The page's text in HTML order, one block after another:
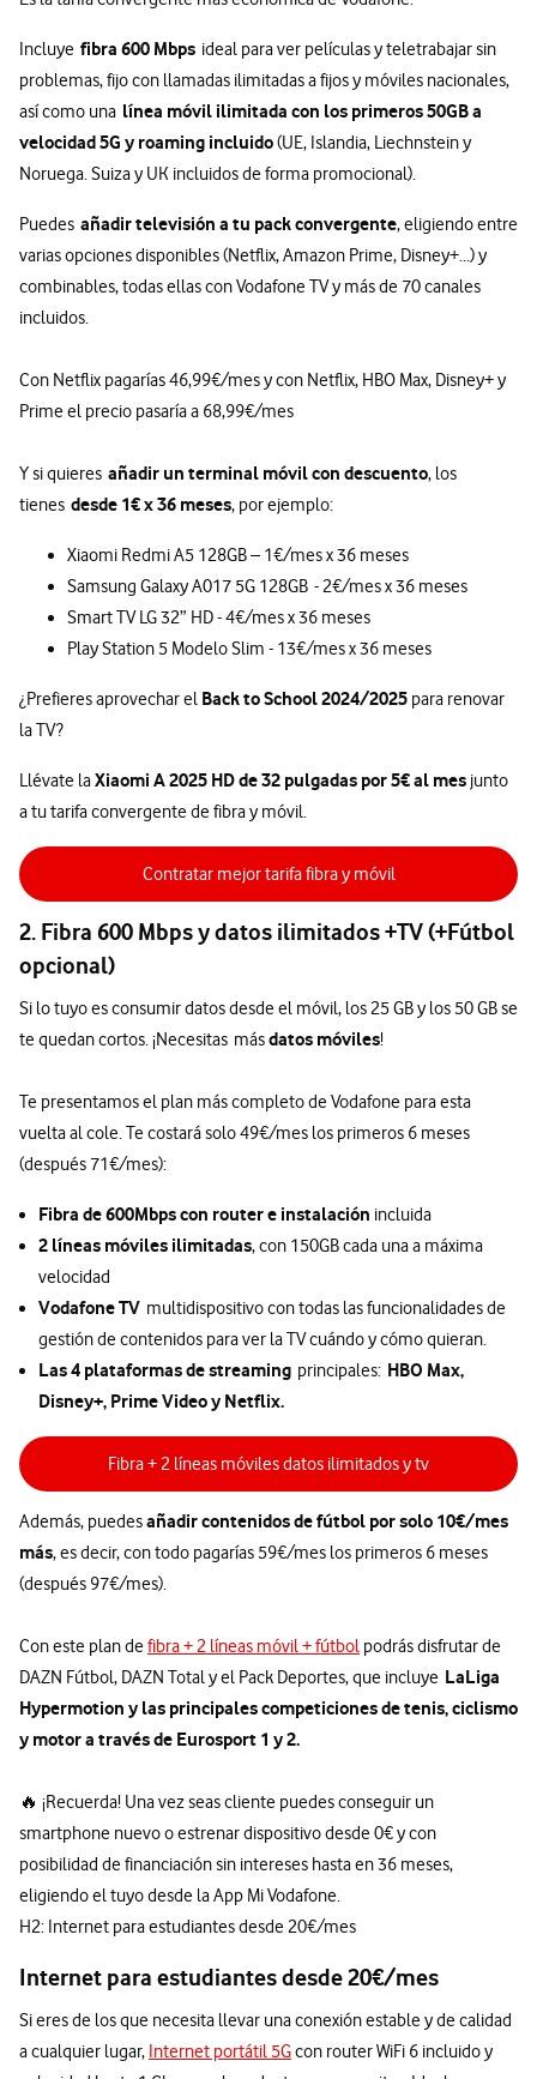
Incluye fibra 600 Mbps ideal para ver películas y teletrabajar sin
problemas, fijo con llamadas ilimitadas a fijos y móviles nacionales,
así como una línea móvil ilimitada con los primeros 50GB a
velocidad 5G y roaming incluido(UE, Islandia, Liechnstein y
Noruega. Suiza y UK incluidos de forma promocional).
Puedes añadir televisión a tu pack convergente, eligiendo entre
varias opciones disponibles (Netflix, Amazon Prime, Disney+...) y
combinables, todas ellas con Vodafone TV y más de 70 canales
incluidos.
Con Netflix pagarías 46,99€/mes y con Netflix, HBO Max, Disney+ y
Prime el precio pasaría a 68,99€/mes
Y si quieres añadir un terminal móvil con descuento, los
tienes desde 1€ x 36 meses, por ejemplo:
Xiaomi Redmi A5 128GB – 1€/mes x 36 meses
Samsung Galaxy A017 5G 128GB - 2€/mes x 36 meses
Smart TV LG 32” HD - 4€/mes x 36 meses
Play Station 5 Modelo Slim - 13€/mes x 36 meses
¿Prefieres aprovechar el Back to School 2024/2025 para renovar
la TV?
Llévate laXiaomi A 2025 HD de 32 pulgadas por 5€ al mes junto
a tu tarifa convergente de fibra y móvil.
Contratar mejor tarifa fibra y móvil
2. Fibra 600 Mbps y datos ilimitados +TV (+Fútbol
opcional)
Si lo tuyo es consumir datos desde el móvil, los 25 GB y los 50 GB se
te quedan cortos. ¡Necesitas másdatos móviles!
Te presentamos el plan más completo de Vodafone para esta
vuelta al cole. Te costará solo 49€/mes los primeros 6 meses
(después 71€/mes):
Fibra de 600Mbps con router e instalación incluida
2 líneas móviles ilimitadas, con 150GB cada una a máxima
velocidad
Vodafone TV multidispositivo con todas las funcionalidades de
gestión de contenidos para ver la TV cuándo y cómo quieran.
Las 4 plataformas de streaming principales: HBO Max,
Disney+, Prime Video y Netflix.
Fibra + 2 líneas móviles datos ilimitados y tv
Además, puedesañadir contenidos de fútbol por solo 10€/mes
más, es decir, con todo pagarías 59€/mes los primeros 6 meses
(después 97€/mes).
Con este plan defibra + 2 líneas móvil + fútbol podrás disfrutar de
DAZN Fútbol, DAZN Total y el Pack Deportes, que incluye LaLiga
Hypermotion y las principales competiciones de tenis, ciclismo
y motor a través de Eurosport 1 y 2.
🔥 ¡Recuerda! Una vez seas cliente puedes conseguir un
smartphone nuevo o estrenar dispositivo desde 0€ y con
posibilidad de financiación sin intereses hasta en 36 meses,
eligiendo el tuyo desde la App Mi Vodafone.
H2: Internet para estudiantes desde 20€/mes
Internet para estudiantes desde 20€/mes
Si eres de los que necesita llevar una conexión estable y de calidad
a cualquier lugar, Internet portátil 5Gcon router WiFi 6 incluido y